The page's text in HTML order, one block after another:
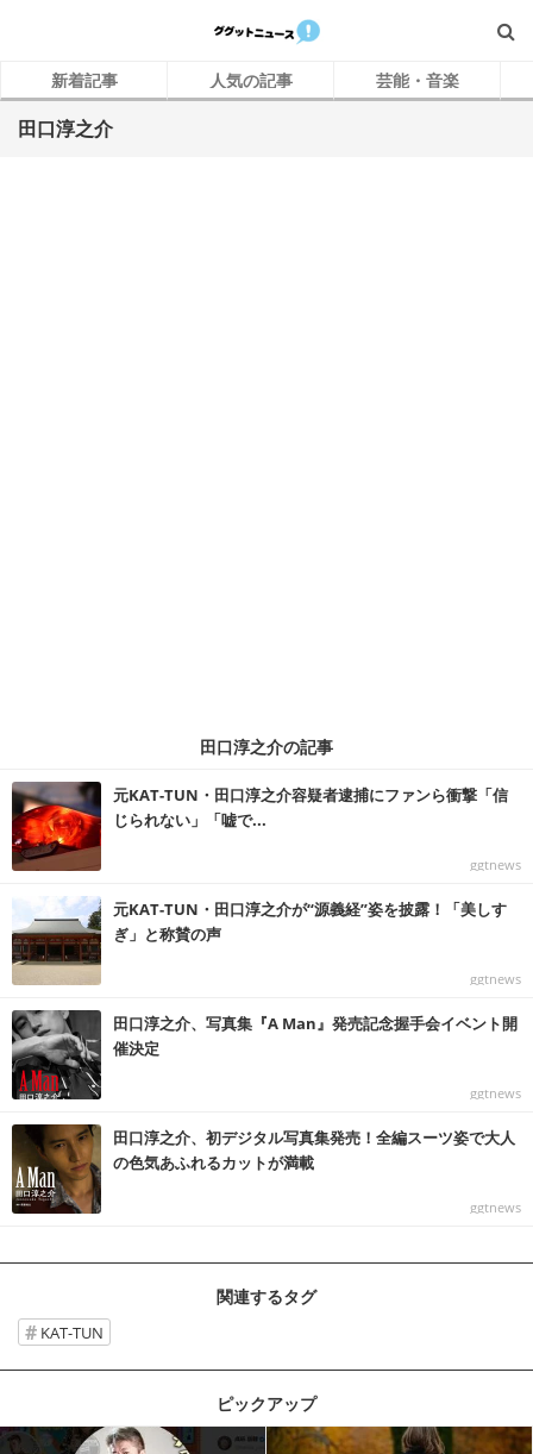
新着記事 人気の記事 芸能・音楽
田口淳之介
田口淳之介の記事
元KAT-TUN・田口淳之介容疑者逮捕にファンら衝撃「信
じられない」「嘘で...
ggtnews
元KAT-TUN・田口淳之介が“源義経”姿を披露！「美しす
ぎ」と称賛の声
ggtnews
田口淳之介、写真集『A Man』発売記念握手会イベント開
催決定
ggtnews
田口淳之介、初デジタル写真集発売！全編スーツ姿で大人
の色気あふれるカットが満載
ggtnews
関連するタグ
KAT-TUN
ピックアップ
記事を読む